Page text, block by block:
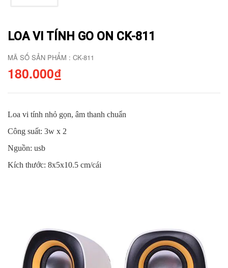
LOA VI TÍNH GO ON CK-811
MÃ SỐ SẢN PHẨM : CK-811
180.000₫
Loa vi tính nhỏ gọn, âm thanh chuẩn
Công suất: 3w x 2
Nguồn: usb
Kích thước: 8x5x10.5 cm/cái